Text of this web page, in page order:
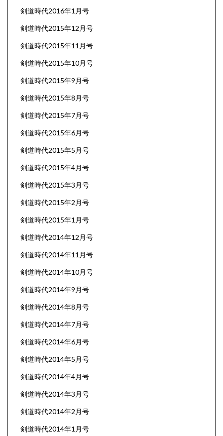
剣道時代2016年1月号
剣道時代2015年12月号
剣道時代2015年11月号
剣道時代2015年10月号
剣道時代2015年9月号
剣道時代2015年8月号
剣道時代2015年7月号
剣道時代2015年6月号
剣道時代2015年5月号
剣道時代2015年4月号
剣道時代2015年3月号
剣道時代2015年2月号
剣道時代2015年1月号
剣道時代2014年12月号
剣道時代2014年11月号
剣道時代2014年10月号
剣道時代2014年9月号
剣道時代2014年8月号
剣道時代2014年7月号
剣道時代2014年6月号
剣道時代2014年5月号
剣道時代2014年4月号
剣道時代2014年3月号
剣道時代2014年2月号
剣道時代2014年1月号